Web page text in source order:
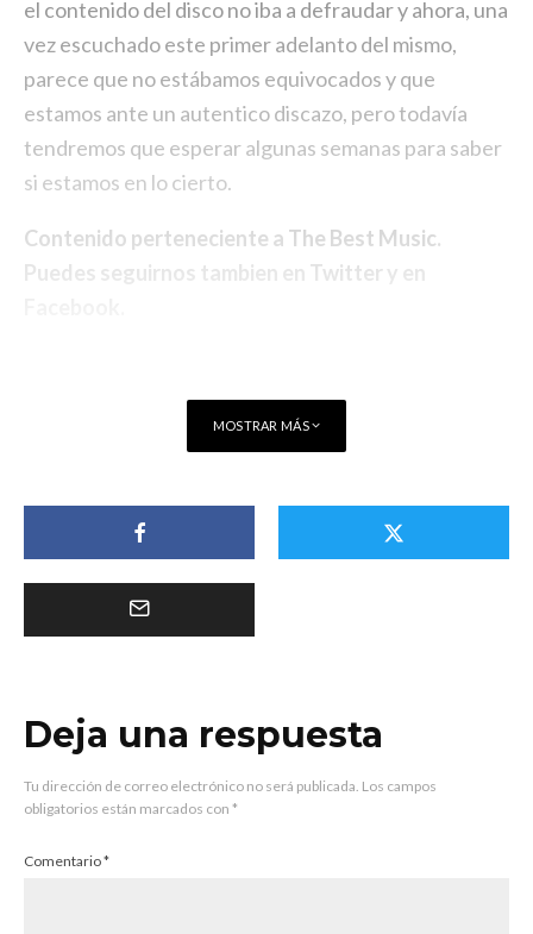
el contenido del disco no iba a defraudar y ahora, una
vez escuchado este primer adelanto del mismo,
parece que no estábamos equivocados y que
estamos ante un autentico discazo, pero todavía
tendremos que esperar algunas semanas para saber
si estamos en lo cierto.
Contenido perteneciente a The Best Music.
Puedes seguirnos tambien en Twitter y en
MOSTRAR MÁS
Deja una respuesta
Tu dirección de correo electrónico no será publicada. Los campos
obligatorios están marcados con *
Comentario*